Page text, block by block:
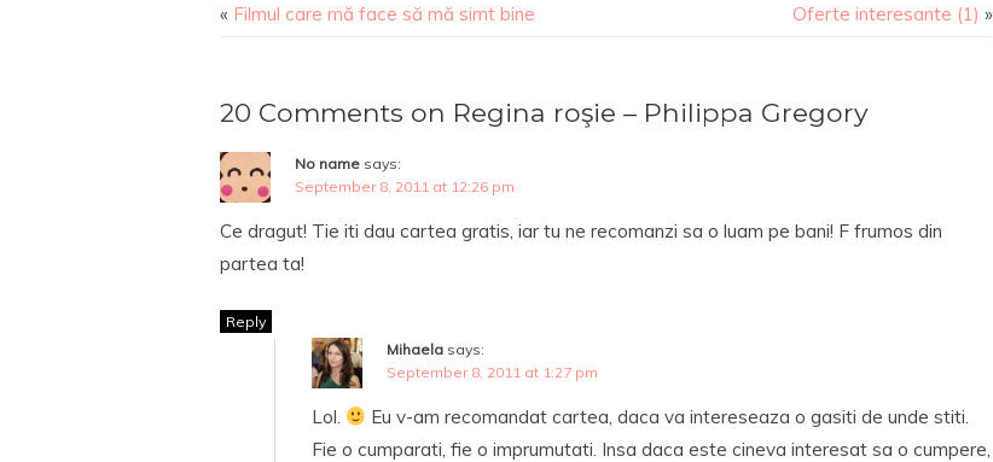
« Filmul care mă face să mă simt bine Oferte interesante (1) »
20 Comments on Regina roşie – Philippa Gregory
No name says:
September 8, 2011 at 12:26 pm
Ce dragut! Tie iti dau cartea gratis, iar tu ne recomanzi sa o luam pe bani! F frumos din
partea ta!
Reply
Mihaela says:
September 8, 2011 at 1:27 pm
Lol.
Eu v-am recomandat cartea, daca va intereseaza o gasiti de unde stiti.
Fie o cumparati, fie o imprumutati. Insa daca este cineva interesat sa o cumpere,